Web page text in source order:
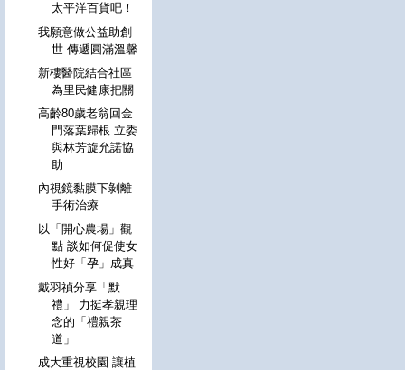
太平洋百貨吧！
我願意做公益助創
世 傳遞圓滿溫馨
新樓醫院結合社區
為里民健康把關
高齡80歲老翁回金
門落葉歸根 立委
與林芳旋允諾協
助
內視鏡黏膜下剝離
手術治療
以「開心農場」觀
點 談如何促使女
性好「孕」成真
戴羽禎分享「默
禮」 力挺孝親理
念的「禮親茶
道」
成大重視校園 讓植